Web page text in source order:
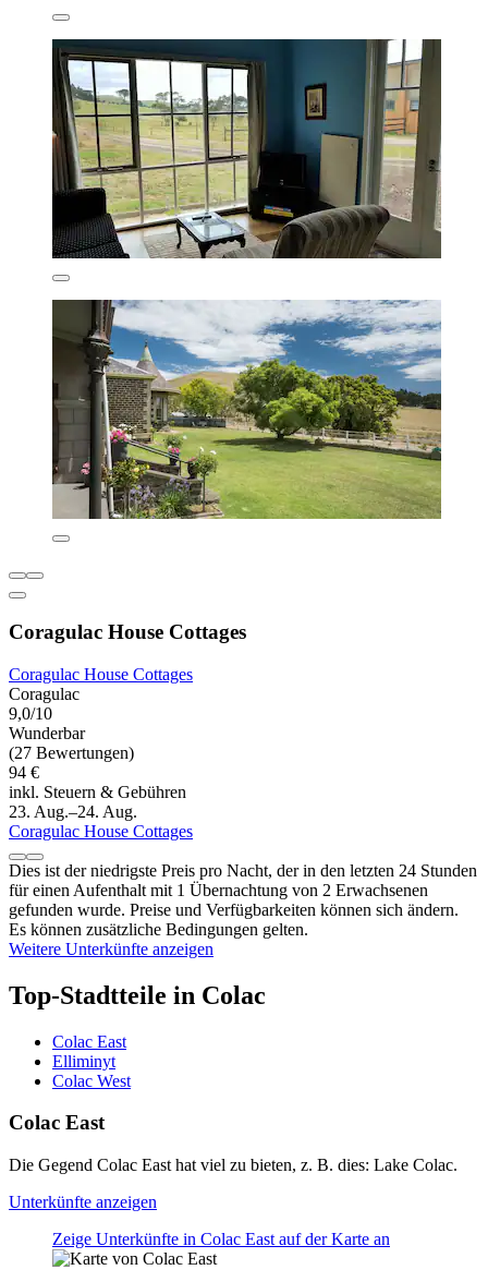
Coragulac House Cottages
Coragulac House Cottages
Coragulac
9,0/10
Wunderbar
(27 Bewertungen)
94 €
inkl. Steuern & Gebühren
23. Aug.–24. Aug.
Coragulac House Cottages
Dies ist der niedrigste Preis pro Nacht, der in den letzten 24 Stunden
für einen Aufenthalt mit 1 Übernachtung von 2 Erwachsenen
gefunden wurde. Preise und Verfügbarkeiten können sich ändern.
Es können zusätzliche Bedingungen gelten.
Weitere Unterkünfte anzeigen
Top-Stadtteile in Colac
Colac East
Elliminyt
Colac West
Colac East
Die Gegend Colac East hat viel zu bieten, z. B. dies: Lake Colac.
Unterkünfte anzeigen
Zeige Unterkünfte in Colac East auf der Karte an